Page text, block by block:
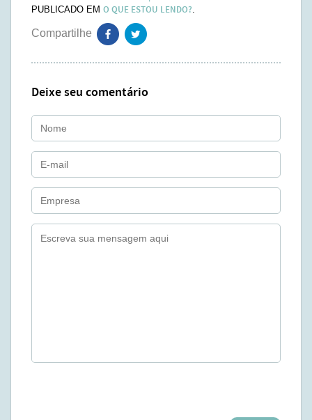
PUBLICADO EM O QUE ESTOU LENDO?.
Deixe seu comentário